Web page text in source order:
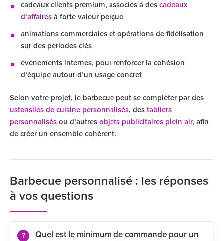
cadeaux clients premium, associés à des cadeaux
d’affaires à forte valeur perçue
animations commerciales et opérations de fidélisation
sur des périodes clés
événements internes, pour renforcer la cohésion
d’équipe autour d’un usage concret
Selon votre projet, le barbecue peut se compléter par des
ustensiles de cuisine personnalisés, des tabliers
personnalisés ou d’autres objets publicitaires plein air, afin
de créer un ensemble cohérent.
Barbecue personnalisé : les réponses
à vos questions
Quel est le minimum de commande pour un